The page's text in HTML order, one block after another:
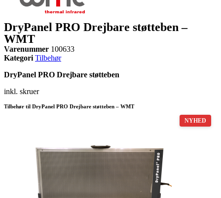
DryPanel PRO Drejbare støtteben –
WMT
Varenummer 100633
Kategori Tilbehør
DryPanel PRO Drejbare støtteben
inkl. skruer
Tilbehør til DryPanel PRO Drejbare støtteben – WMT
NYHED